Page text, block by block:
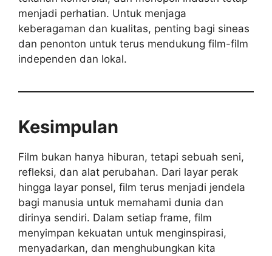
menjadi perhatian. Untuk menjaga
keberagaman dan kualitas, penting bagi sineas
dan penonton untuk terus mendukung film-film
independen dan lokal.
Kesimpulan
Film bukan hanya hiburan, tetapi sebuah seni,
refleksi, dan alat perubahan. Dari layar perak
hingga layar ponsel, film terus menjadi jendela
bagi manusia untuk memahami dunia dan
dirinya sendiri. Dalam setiap frame, film
menyimpan kekuatan untuk menginspirasi,
menyadarkan, dan menghubungkan kita